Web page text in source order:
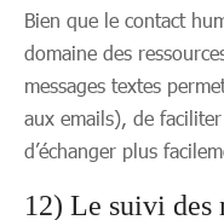
Bien que le contact
domaine des
messages textes
aux emails), de
d’échanger plus
12) Le suivi des